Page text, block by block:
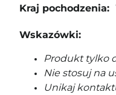
Kraj pochodzenia:
Wskazówki:
Produkt tylko
Nie stosuj na
Unikaj